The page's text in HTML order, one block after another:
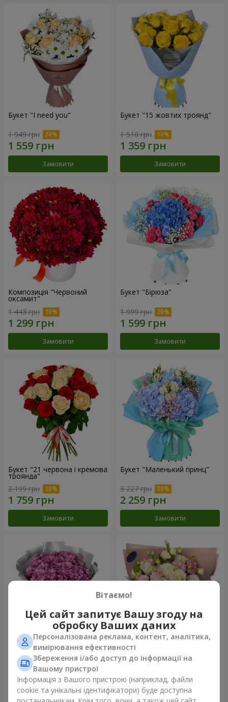
Букет "I need you"
1 949 грн
Замовити
Букет "15 жовтих троянд"
1 510 грн
Замовити
Композиція "Червоний
оксамит"
1 443 грн
Замовити
Букет "Бірюза"
1 999 грн
Замовити
Букет "21 червона і кремова
троянда"
2 199 грн
Замовити
Букет "Маленький принц"
3 227 грн
Замовити
Букет "Твої хризантеми"
1 646 грн
Замовити
Букет "Пана Кота"
Замовити
Вітаємо!
Цей сайт запитує Вашу згоду на
обробку Ваших даних
Персоналізована реклама, контент, аналітика,
вимірювання ефективності
Збереження і/або доступ до інформації на
Вашому пристрої
Інформація з Вашого пристрою (наприклад, файли
cookie та унікальні ідентифікатори) буде доступна